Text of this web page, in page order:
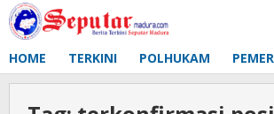
Lewati
ke
HOME TERKINI POLHUKAM